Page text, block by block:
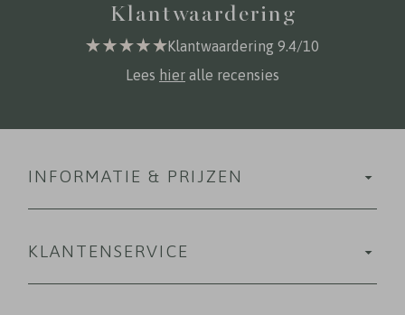
Klantwaardering
Klantwaardering 9.4/10
Lees hier alle recensies
INFORMATIE & PRIJZEN
KLANTENSERVICE